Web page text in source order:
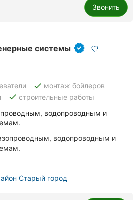
Звонить
системы
done монтаж бойлеров
done строительные работы
водопроводным и
водопроводным и
Старый город